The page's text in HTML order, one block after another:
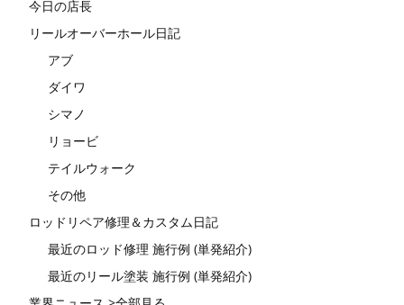
今日の店長
リールオーバーホール日記
アブ
ダイワ
シマノ
リョービ
テイルウォーク
その他
ロッドリペア修理＆カスタム日記
最近のロッド修理 施行例 (単発紹介)
最近のリール塗装 施行例 (単発紹介)